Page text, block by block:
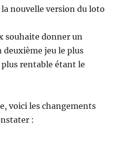
nouvelle version du loto
souhaite donner un
deuxième jeu le plus
rentable étant le
voici les changements
: